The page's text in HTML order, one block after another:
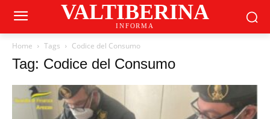
VALTIBERINA
INFORMA
Home Tags Codice del Consumo
Tag: Codice del Consumo